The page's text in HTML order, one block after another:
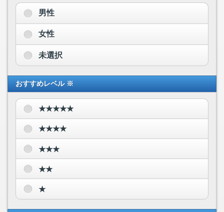
男性
女性
未選択
おすすめレベル ※
★★★★★
★★★★
★★★
★★
★